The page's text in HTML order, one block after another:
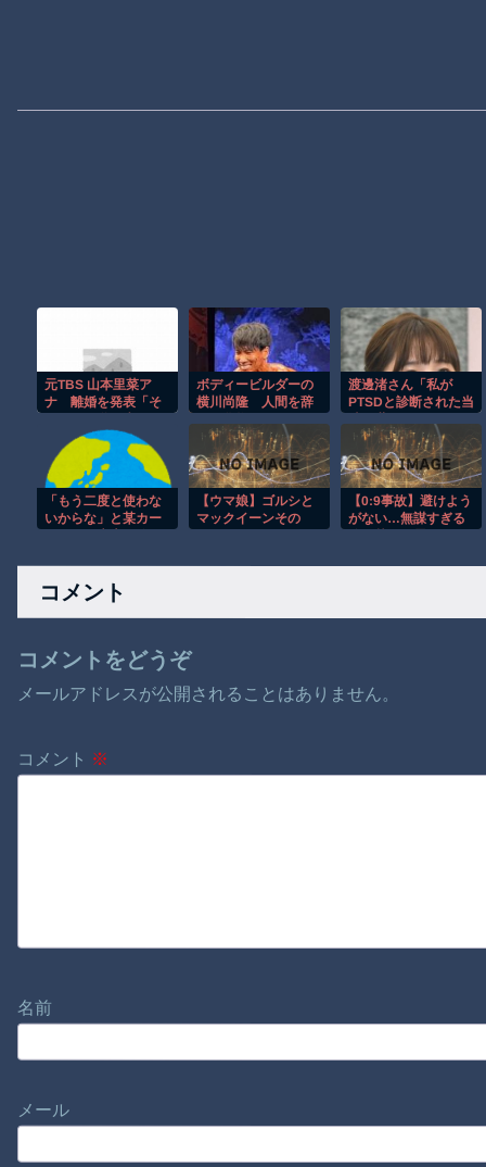
元TBS 山本里菜ア
ナ 離婚を発表「そ
とに」、22年に一般
男性と結婚
ボディービルダーの
横川尚隆 人間を辞
まう
渡邊渚さん「私が
PTSDと診断された当
という言葉は浸透さ
れていませんでし
た」
「もう二度と使わな
いからな」と某カー
れたからバスが無く
なって困ってたりこ
の看板が…
【ウマ娘】ゴルシと
マックイーンその
【0:9事故】避けよう
がない…無謀すぎる
コメント
コメントをどうぞ
メールアドレスが公開されることはありません。
コメント ※
名前
メール